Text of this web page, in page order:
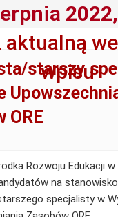
aktualną
wpisu
starszy
ORE
Rozwoju Edukacji
na stanowisko
specjalisty w